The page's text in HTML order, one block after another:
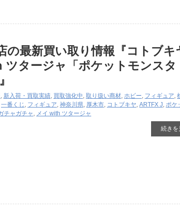
の最新買い取り情報『コトブ
タージャ「ポケットモンスタ
, 新入荷・買取実績, 買取強化中, 取り扱い商材, ホビー, フィギュア,
一番くじ , フィギュア, 神奈川県, 厚木市, コトブキヤ, ARTFX ​J, ポケ
チャガチャ , メイ ​with ​ツタージャ
続きを